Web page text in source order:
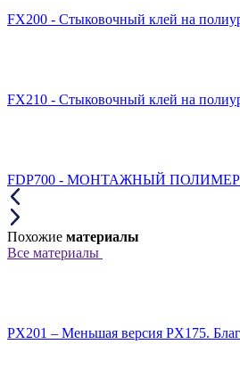
FX200 - Стыковочный клей на
FX210 - Стыковочный клей на
FDP700 - МОНТАЖНЫЙ
Похожие материалы
Все материалы
PX201 – Меньшая версия PX175.